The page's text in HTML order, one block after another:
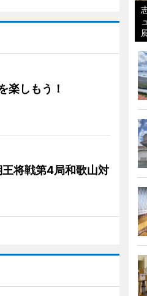
楽しもう！
将戦第4局和歌山対